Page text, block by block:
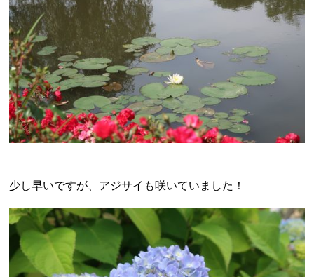
少し早いですが、アジサイも咲いていました！